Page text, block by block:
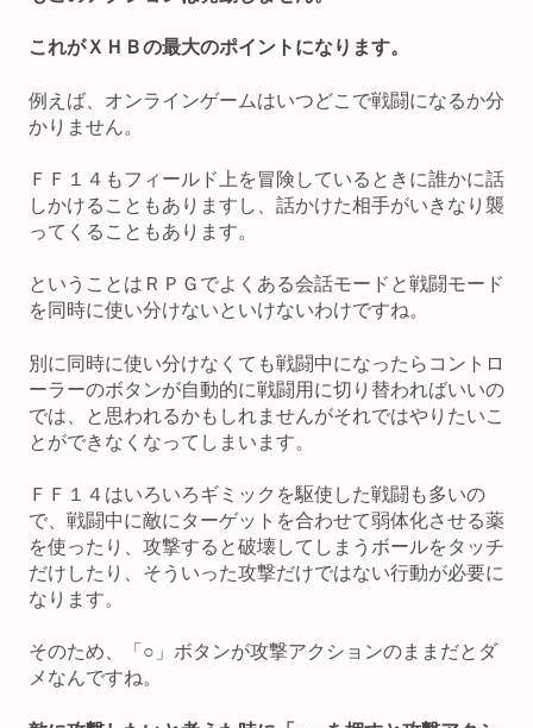
これがＸＨＢの最大のポイントになります。
例えば、オンラインゲームはいつどこで戦闘になるか分
かりません。
ＦＦ１４もフィールド上を冒険しているときに誰かに話
しかけることもありますし、話かけた相手がいきなり襲
ってくることもあります。
ということはＲＰＧでよくある会話モードと戦闘モード
を同時に使い分けないといけないわけですね。
別に同時に使い分けなくても戦闘中になったらコントロ
ーラーのボタンが自動的に戦闘用に切り替わればいいの
では、と思われるかもしれませんがそれではやりたいこ
とができなくなってしまいます。
ＦＦ１４はいろいろギミックを駆使した戦闘も多いの
で、戦闘中に敵にターゲットを合わせて弱体化させる薬
を使ったり、攻撃すると破壊してしまうボールをタッチ
だけしたり、そういった攻撃だけではない行動が必要に
なります。
そのため、「○」ボタンが攻撃アクションのままだとダ
メなんですね。